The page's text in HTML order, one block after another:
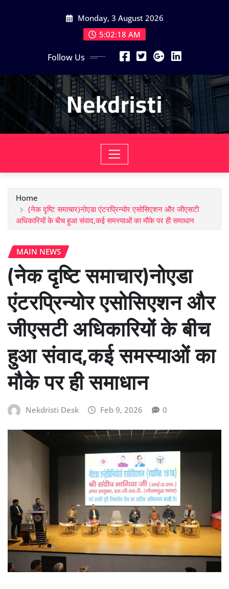
Monday, 3 August 2026
5:02:18 AM
Follow Us
Nekdristi
Home
(नेक दृष्टि समाचार)नोएडा एंटरप्रिन्योर एसोसिएशन और जीएसटी
अधिकारियों के बीच हुआ संवाद,कई समस्याओं का मौके पर ही समाधान
MAIN NEWS
(नेक दृष्टि समाचार)नोएडा
एंटरप्रिन्योर एसोसिएशन और
जीएसटी अधिकारियों के बीच
हुआ संवाद,कई समस्याओं का
मौके पर ही समाधान
Nekdristi Desk Feb 9, 2026 0